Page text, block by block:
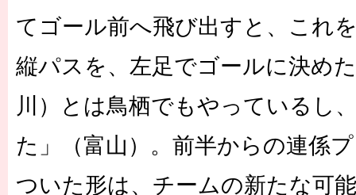
てゴール前へ飛び出すと、これ
縦パスを、左足でゴールに決め
川）とは鳥栖でもやっているし
た」（富山）。前半からの連係
ついた形は、チームの新たな可